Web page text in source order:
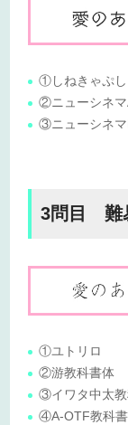
①しねきゃぷし
②ニューシネ
③ニューシネ
3問目
①ユトリロ
②游教科書体
③イワタ中太教
④A-OTF教科